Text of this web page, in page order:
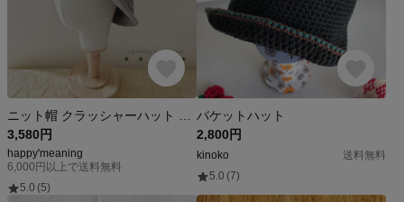
3,580円
happy'meaning
6,000円以上で送料無料
5.0 (5)
バケットハット
2,800円
kinoko
送料無料
5.0 (7)